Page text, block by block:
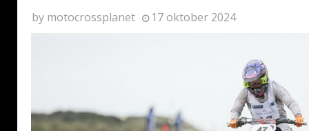
by motocrossplanet 17 oktober 2024